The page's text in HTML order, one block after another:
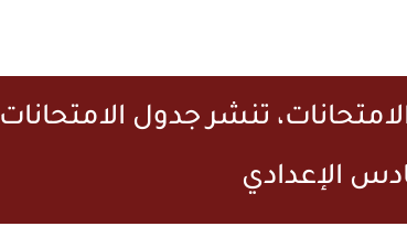
تنشر جدول الامتحانات
الإعدادي